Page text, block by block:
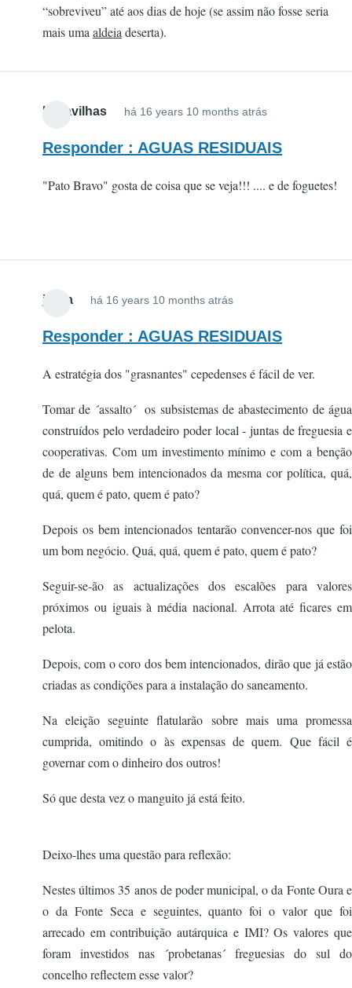
“sobreviveu” até aos dias de hoje (se assim não fosse seria
mais uma aldeia deserta).
Maravilhas há 16 years 10 months atrás
Responder : AGUAS RESIDUAIS
"Pato Bravo" gosta de coisa que se veja!!! .... e de foguetes!
jsilva há 16 years 10 months atrás
Responder : AGUAS RESIDUAIS
A estratégia dos "grasnantes" cepedenses é fácil de ver.
Tomar de ´assalto´ os subsistemas de abastecimento de água
construídos pelo verdadeiro poder local - juntas de freguesia e
cooperativas. Com um investimento mínimo e com a benção
de de alguns bem intencionados da mesma cor política, quá,
quá, quem é pato, quem é pato?
Depois os bem intencionados tentarão convencer-nos que foi
um bom negócio. Quá, quá, quem é pato, quem é pato?
Seguir-se-ão as actualizações dos escalões para valores
próximos ou iguais à média nacional. Arrota até ficares em
pelota.
Depois, com o coro dos bem intencionados, dirão que já estão
criadas as condições para a instalação do saneamento.
Na eleição seguinte flatularão sobre mais uma promessa
cumprida, omitindo o às expensas de quem. Que fácil é
governar com o dinheiro dos outros!
Só que desta vez o manguito já está feito.
Deixo-lhes uma questão para reflexão:
Nestes últimos 35 anos de poder municipal, o da Fonte Oura e
o da Fonte Seca e seguintes, quanto foi o valor que foi
arrecado em contribuição autárquica e IMI? Os valores que
foram investidos nas ´probetanas´ freguesias do sul do
concelho reflectem esse valor?